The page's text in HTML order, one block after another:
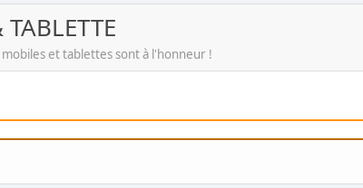
et tablettes sont à l'honneur !